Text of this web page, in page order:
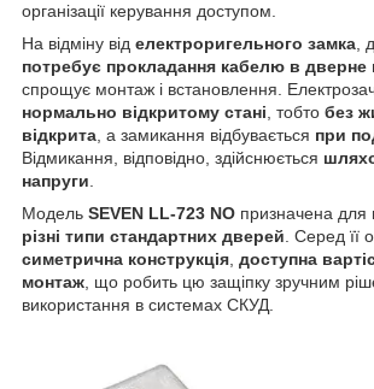
організації керування доступом.
На відміну від електроригельного замка,
потребує прокладання кабелю в дверне
спрощує монтаж і встановлення.
нормально відкритому стані, тобто без
відкрита, а замикання відбувається при
Відмикання, відповідно, здійснюється
напруги.
Модель SEVEN LL-723 NO призначена для
різні типи стандартних дверей. Серед її
симетрична конструкція, доступна
монтаж, що робить цю защіпку зручним
використання в системах СКУД.